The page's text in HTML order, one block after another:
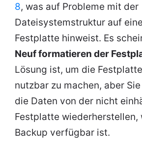
8, was auf Probleme mit der
Dateisystemstruktur auf
Festplatte hinweist. Es
Neuf formatieren der
Lösung ist, um die
nutzbar zu machen, aber
die Daten von der nicht
Festplatte wiederherstellen,
Backup verfügbar ist.